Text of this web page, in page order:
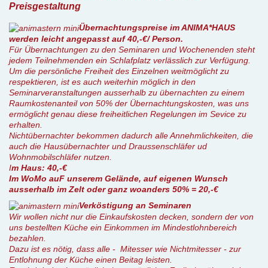
Preisgestaltung
Übernachtungspreise im ANIMA*HAUS
werden leicht angepasst auf 40,-€/ Person.
Für Übernachtungen zu den Seminaren und Wochenenden steht
jedem Teilnehmenden ein Schlafplatz verlässlich zur Verfügung.
Um die persönliche Freiheit des Einzelnen weitmöglicht zu
respektieren, ist es auch weiterhin möglich in den
Seminarveranstaltungen ausserhalb zu übernachten zu einem
Raumkostenanteil von 50% der Übernachtungskosten, was uns
ermöglicht genau diese freiheitlichen Regelungen im Sevice zu
erhalten.
Nichtübernachter bekommen dadurch alle Annehmlichkeiten, die
auch die Hausübernachter und Draussenschläfer ud
Wohnmobilschläfer nutzen.
Im Haus: 40,-€
Im WoMo auF unserem Gelände, auf eigenen Wunsch
ausserhalb im Zelt oder ganz woanders 50% = 20,-€
Verköstigung an Seminaren
Wir wollen nicht nur die Einkaufskosten decken, sondern der von
uns bestellten Küche ein Einkommen im Mindestlohnbereich
bezahlen.
Dazu ist es nötig, dass alle - Mitesser wie Nichtmitesser - zur
Entlohnung der Küche einen Beitag leisten.